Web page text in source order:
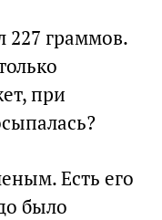
227 граммов.
при
Есть его
было